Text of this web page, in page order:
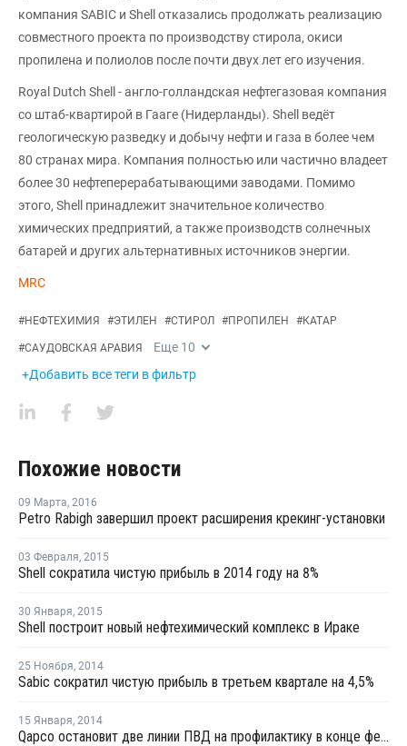
компания SABIC и Shell отказались продолжать реализацию
совместного проекта по производству стирола, окиси
пропилена и полиолов после почти двух лет его изучения.
Royal Dutch Shell - англо-голландская нефтегазовая компания
со штаб-квартирой в Гааге (Нидерланды). Shell ведёт
геологическую разведку и добычу нефти и газа в более чем
80 странах мира. Компания полностью или частично владеет
более 30 нефтеперерабатывающими заводами. Помимо
этого, Shell принадлежит значительное количество
химических предприятий, а также производств солнечных
батарей и других альтернативных источников энергии.
MRC
#НЕФТЕХИМИЯ #ЭТИЛЕН #СТИРОЛ #ПРОПИЛЕН #КАТАР
#САУДОВСКАЯ АРАВИЯ Еще 10
+Добавить все теги в фильтр
Похожие новости
09 Марта, 2016
Petro Rabigh завершил проект расширения крекинг-установки
03 Февраля, 2015
Shell сократила чистую прибыль в 2014 году на 8%
30 Января, 2015
Shell построит новый нефтехимический комплекс в Ираке
25 Ноября, 2014
Sabic сократил чистую прибыль в третьем квартале на 4,5%
15 Января, 2014
Qapco остановит две линии ПВД на профилактику в конце февраля 2014 года